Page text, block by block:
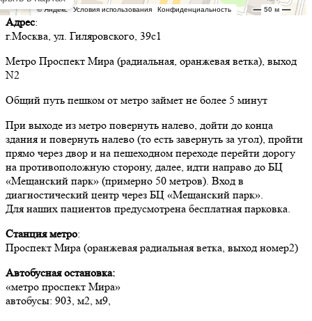
Адрес:
г.Москва, ул. Гиляровского, 39с1
Метро Проспект Мира (радиальная, оранжевая ветка), выход
N2
Общий путь пешком от метро займет не более 5 минут
При выходе из метро повернуть налево, дойти до конца
здания и повернуть налево (то есть завернуть за угол), пройти
прямо через двор и на пешеходном переходе перейти дорогу
на противоположную сторону, далее, идти направо до БЦ
«Мещанский парк» (примерно 50 метров). Вход в
диагностический центр через БЦ «Мещанский парк».
Для наших пациентов предусмотрена бесплатная парковка.
Станция метро:
Проспект Мира (оранжевая радиальная ветка, выход номер2)
Автобусная остановка:
«метро проспект Мира»
автобусы: 903, м2, м9,